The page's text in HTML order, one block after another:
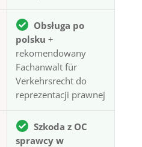
Obsługa po
polsku +
rekomendowany
Fachanwalt für
Verkehrsrecht do
reprezentacji prawnej
Szkoda z OC
sprawcy w